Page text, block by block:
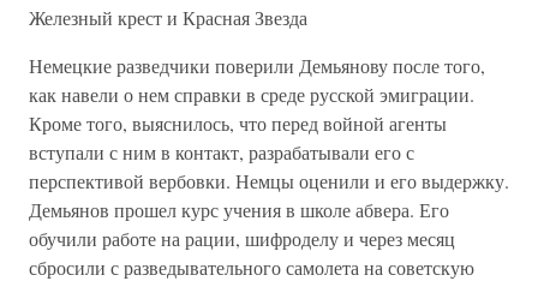
Железный крест и Красная Звезда
Немецкие разведчики поверили Демьянову после того,
как навели о нем справки в среде русской эмиграции.
Кроме того, выяснилось, что перед войной агенты
вступали с ним в контакт, разрабатывали его с
перспективой вербовки. Немцы оценили и его выдержку.
Демьянов прошел курс учения в школе абвера. Его
обучили работе на рации, шифроделу и через месяц
сбросили с разведывательного самолета на советскую